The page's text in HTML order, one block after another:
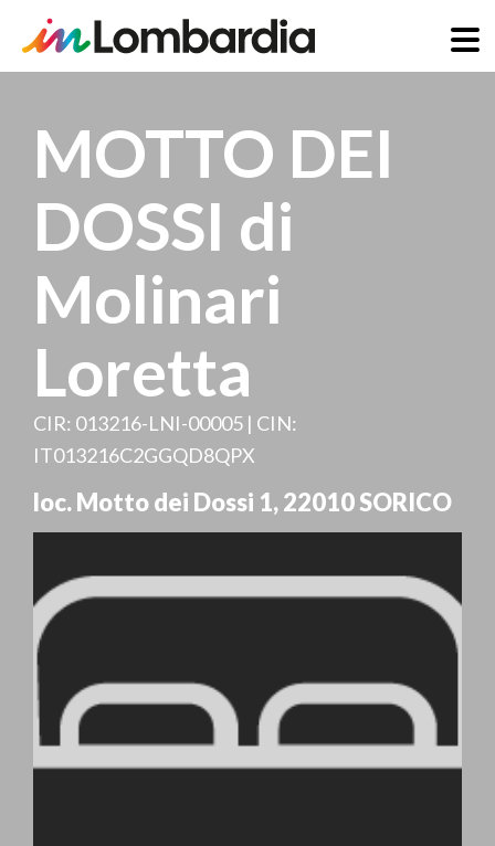
contentMOTTO DEI
DOSSI di
Molinari
Loretta
CIR: 013216-LNI-00005 | CIN:
IT013216C2GGQD8QPX
loc. Motto dei Dossi 1,22010SORICO